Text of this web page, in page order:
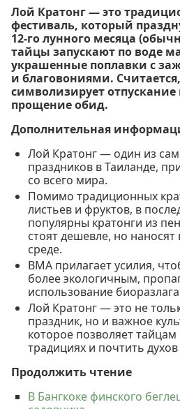
Лой Кратонг — это
фестиваль, который
12-го лунного месяца
тайцы запускают по воде
украшенные поплавки с
и благовониями.
символизирует
прощение обид.
Дополнительная
Лой Кратонг — один из
праздников в Таиланде,
со всего мира.
Помимо традиционных
листьев и фруктов, в
популярны кратонги из
стоят дешевле, но
среде.
BMA прилагает усилия,
более экологичным,
использование
Лой Кратонг — это не
праздник, но и важное
которое позволяет
традициях и почтить
Продолжить чтение
В Бангкоке финского